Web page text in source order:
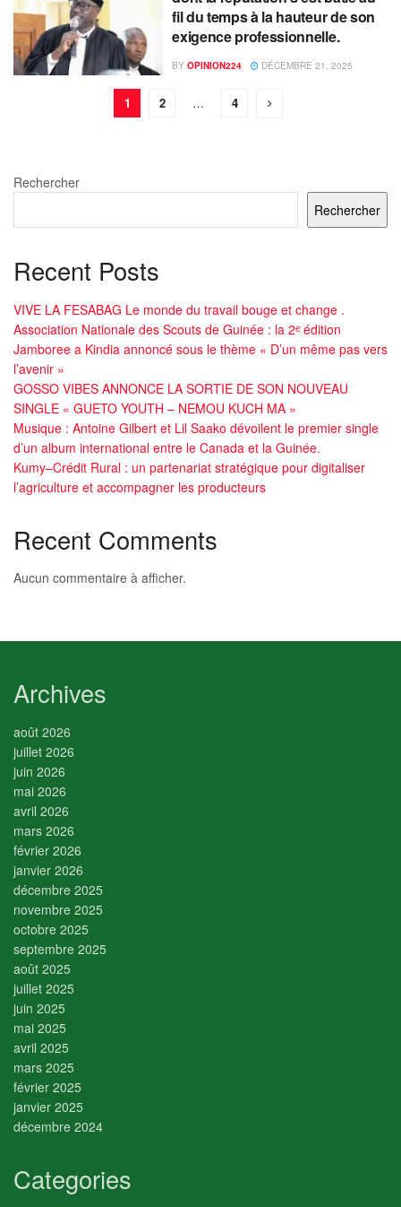
fil du temps à la hauteur de son
exigence professionnelle.
BY OPINION224 DÉCEMBRE 21, 2025
1 2 … 4
Rechercher
Rechercher
Recent Posts
VIVE LA FESABAG Le monde du travail bouge et change .
Association Nationale des Scouts de Guinée : la 2ᵉ édition
Jamboree a Kindia annoncé sous le thème « D’un même pas vers
l’avenir »
GOSSO VIBES ANNONCE LA SORTIE DE SON NOUVEAU
SINGLE « GUETO YOUTH – NEMOU KUCH MA »
Musique : Antoine Gilbert et Lil Saako dévoilent le premier single
d’un album international entre le Canada et la Guinée.
Kumy–Crédit Rural : un partenariat stratégique pour digitaliser
l’agriculture et accompagner les producteurs
Recent Comments
Aucun commentaire à afficher.
Archives
août 2026
juillet 2026
juin 2026
mai 2026
avril 2026
mars 2026
février 2026
janvier 2026
décembre 2025
novembre 2025
octobre 2025
septembre 2025
août 2025
juillet 2025
juin 2025
mai 2025
avril 2025
mars 2025
février 2025
janvier 2025
décembre 2024
Categories